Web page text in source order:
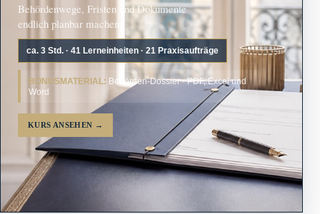
Behördenwege, Fristen und Dokumente
endlich planbar machen.
ca. 3 Std. · 41 Lerneinheiten · 21 Praxisaufträge
BONUSMATERIAL: Behörden-Dossier · PDF, Excel und
Word
KURS ANSEHEN →